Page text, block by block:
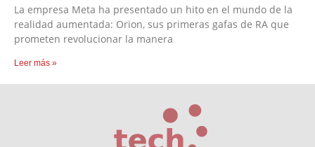
La empresa Meta ha presentado un hito en el mundo de la
realidad aumentada: Orion, sus primeras gafas de RA que
prometen revolucionar la manera
Leer más »